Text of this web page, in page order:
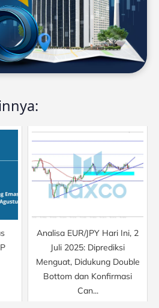
Analisa EUR/JPY Hari Ini, 2
Juli 2025: Diprediksi
Menguat, Didukung Double
Bottom dan Konfirmasi
Can...